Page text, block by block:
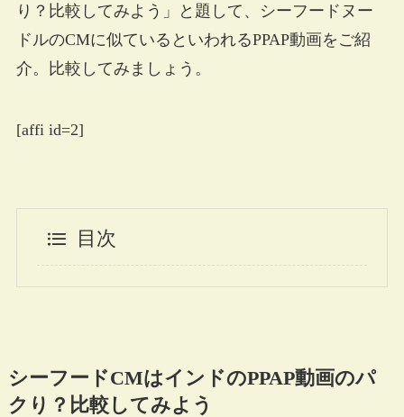
り？比較してみよう」と題して、シーフードヌー
ドルのCMに似ているといわれるPPAP動画をご紹
介。比較してみましょう。
[affi id=2]
目次
シーフードCMはインドのPPAP動画のパ
クり？比較してみよう